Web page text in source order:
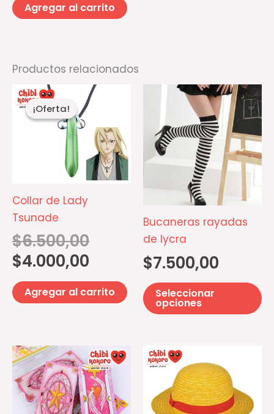
Agregar al carrito
Productos relacionados
¡Oferta!
¡Oferta!
Collar de Lady
Tsunade
$6.500,00
El
precio
era:
$6.500,00.
$4.000,00
El
precio
es:
$4.000,00.
Agregar al carrito
Bucaneras rayadas
de lycra
$7.500,00
Seleccionar
opciones